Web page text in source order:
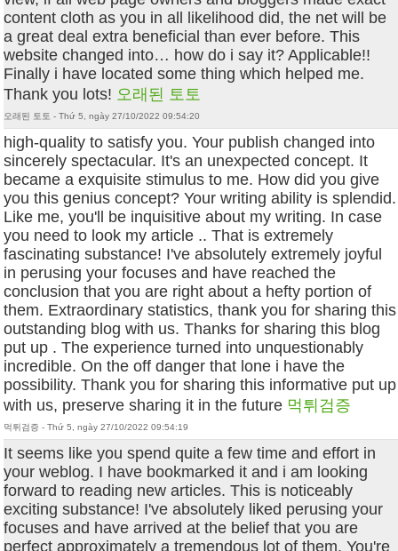
content cloth as you in all likelihood did, the net will be
a great deal extra beneficial than ever before. This
website changed into… how do i say it? Applicable!!
Finally i have located some thing which helped me.
Thank you lots! 오래된 토토
오래된 토토 - Thứ 5, ngày 27/10/2022 09:54:20
high-quality to satisfy you. Your publish changed into
sincerely spectacular. It's an unexpected concept. It
became a exquisite stimulus to me. How did you give
you this genius concept? Your writing ability is splendid.
Like me, you'll be inquisitive about my writing. In case
you need to look my article .. That is extremely
fascinating substance! I've absolutely extremely joyful
in perusing your focuses and have reached the
conclusion that you are right about a hefty portion of
them. Extraordinary statistics, thank you for sharing this
outstanding blog with us. Thanks for sharing this blog
put up . The experience turned into unquestionably
incredible. On the off danger that lone i have the
possibility. Thank you for sharing this informative put up
with us, preserve sharing it in the future 먹튀검증
먹튀검증 - Thứ 5, ngày 27/10/2022 09:54:19
It seems like you spend quite a few time and effort in
your weblog. I have bookmarked it and i am looking
forward to reading new articles. This is noticeably
exciting substance! I've absolutely liked perusing your
focuses and have arrived at the belief that you are
perfect approximately a tremendous lot of them. You're